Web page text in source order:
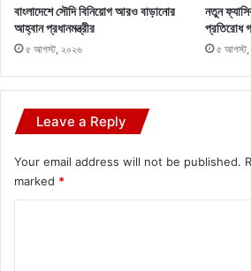
বাংলাদেশে সৌদি বিনিয়োগ আরও বাড়ানোর
আহ্বান প্রধানমন্ত্রীর
৫ আগস্ট, ২০২৬
নতুন
প্রতিরোধ
৫
Leave a Reply
Your email address will not be published.
marked *